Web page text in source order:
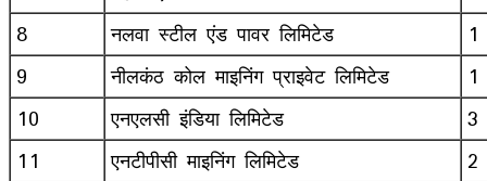
8
नलवा स्टील एंड पावर लिमिटेड
1
9
नीलकंठ कोल माइनिंग प्राइवेट लिमिटेड
1
10
एनएलसी इंडिया लिमिटेड
3
11
एनटीपीसी माइनिंग लिमिटेड
2